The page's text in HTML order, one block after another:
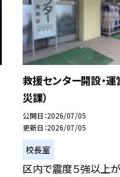
救援センター開設・運
災課）
公開日 2026/07/05
更新日 2026/07/05
校長室
区内で震度５強以上